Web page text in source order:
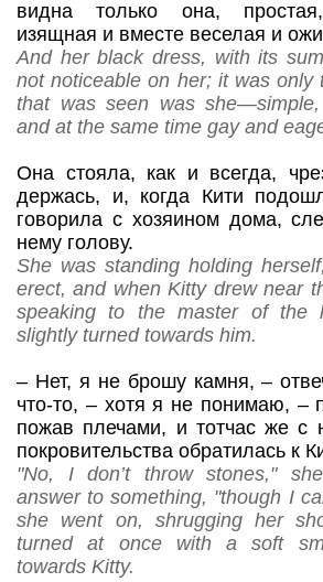
видна только она, простая,
изящная и вместе веселая и
And her black dress, with its
not noticeable on her; it was only
that was seen was she—simple,
and at the same time gay and
Она стояла, как и всегда,
держась, и, когда Кити
говорила с хозяином дома,
нему голову.
She was standing holding
erect, and when Kitty drew near
speaking to the master of the
slightly turned towards him.
– Нет, я не брошу камня, –
что-то, – хотя я не понимаю, –
пожав плечами, и тотчас же с
покровительства обратилась к
"No, I don’t throw stones,"
answer to something, "though I
she went on, shrugging her
turned at once with a soft
towards Kitty.